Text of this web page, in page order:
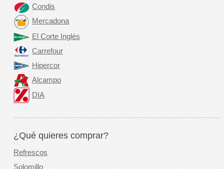
Condis
Mercadona
El Corte Inglés
Carrefour
Hipercor
Alcampo
DIA
¿Qué quieres comprar?
Refrescos
Solomillo